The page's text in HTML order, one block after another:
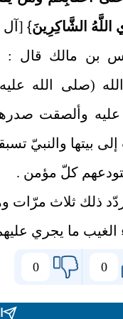
الشَّاكِرِينَ} [آل
بن مالك قال :
(صلى الله
عليه وألصقت
بيتها والنبيّ
كلّ مؤمن .
ذلك ثلاث مرّات
الغيب ما يجري
0
0